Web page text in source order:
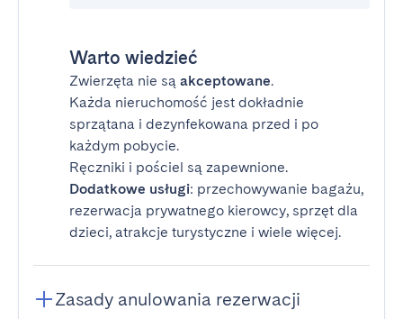
Warto wiedzieć
Zwierzęta nie są akceptowane.
Każda nieruchomość jest dokładnie
sprzątana i dezynfekowana przed i po
każdym pobycie.
Ręczniki i pościel są zapewnione.
Dodatkowe usługi: przechowywanie bagażu,
rezerwacja prywatnego kierowcy, sprzęt dla
dzieci, atrakcje turystyczne i wiele więcej.
Zasady anulowania rezerwacji